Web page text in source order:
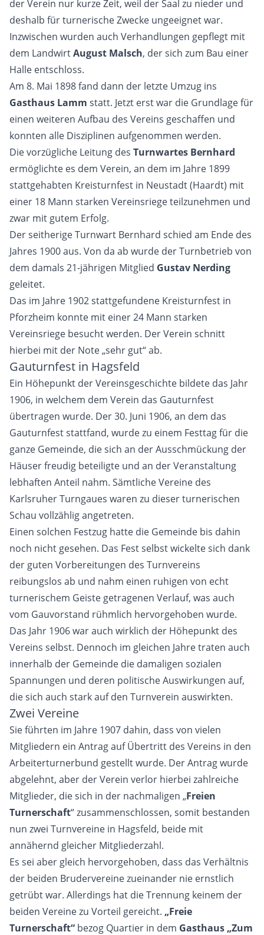
der Verein nur kurze Zeit, weil der Saal zu nieder und
deshalb für turnerische Zwecke ungeeignet war.
Inzwischen wurden auch Verhandlungen gepflegt mit
dem LandwirtAugust Malsch, der sich zum Bau einer
Halle entschloss.
Am 8. Mai 1898 fand dann der letzte Umzug ins
Gasthaus Lamm statt. Jetzt erst war die Grundlage für
einen weiteren Aufbau des Vereins geschaffen und
konnten alle Disziplinen aufgenommen werden.
Die vorzügliche Leitung des Turnwartes Bernhard
ermöglichte es dem Verein, an dem im Jahre 1899
stattgehabten Kreisturnfest in Neustadt (Haardt) mit
einer 18 Mann starken Vereinsriege teilzunehmen und
zwar mit gutem Erfolg.
Der seitherige Turnwart Bernhard schied am Ende des
Jahres 1900 aus. Von da ab wurde der Turnbetrieb von
dem damals 21-jährigen Mitglied Gustav Nerding
geleitet.
Das im Jahre 1902 stattgefundene Kreisturnfest in
Pforzheim konnte mit einer 24 Mann starken
Vereinsriege besucht werden. Der Verein schnitt
hierbei mit der Note „sehr gut“ ab.
Gauturnfest in Hagsfeld
Ein Höhepunkt der Vereinsgeschichte bildete das Jahr
1906, in welchem dem Verein das Gauturnfest
übertragen wurde. Der 30. Juni 1906, an dem das
Gauturnfest stattfand, wurde zu einem Festtag für die
ganze Gemeinde, die sich an der Ausschmückung der
Häuser freudig beteiligte und an der Veranstaltung
lebhaften Anteil nahm. Sämtliche Vereine des
Karlsruher Turngaues waren zu dieser turnerischen
Schau vollzählig angetreten.
Einen solchen Festzug hatte die Gemeinde bis dahin
noch nicht gesehen. Das Fest selbst wickelte sich dank
der guten Vorbereitungen des Turnvereins
reibungslos ab und nahm einen ruhigen von echt
turnerischem Geiste getragenen Verlauf, was auch
vom Gauvorstand rühmlich hervorgehoben wurde.
Das Jahr 1906 war auch wirklich der Höhepunkt des
Vereins selbst. Dennoch im gleichen Jahre traten auch
innerhalb der Gemeinde die damaligen sozialen
Spannungen und deren politische Auswirkungen auf,
die sich auch stark auf den Turnverein auswirkten.
Zwei Vereine
Sie führten im Jahre 1907 dahin, dass von vielen
Mitgliedern ein Antrag auf Übertritt des Vereins in den
Arbeiterturnerbund gestellt wurde. Der Antrag wurde
abgelehnt, aber der Verein verlor hierbei zahlreiche
Mitglieder, die sich in der nachmaligen „Freien
Turnerschaft“ zusammenschlossen, somit bestanden
nun zwei Turnvereine in Hagsfeld, beide mit
annähernd gleicher Mitgliederzahl.
Es sei aber gleich hervorgehoben, dass das Verhältnis
der beiden Brudervereine zueinander nie ernstlich
getrübt war. Allerdings hat die Trennung keinem der
beiden Vereine zu Vorteil gereicht. „Freie
Turnerschaft“ bezog Quartier in dem Gasthaus „Zum